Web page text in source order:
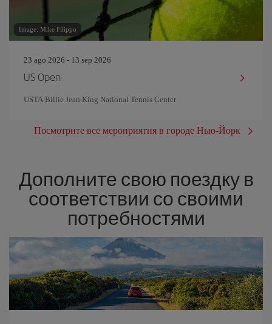
Image: Mike Filippo
23 ago 2026 - 13 sep 2026
US Open
USTA Billie Jean King National Tennis Center
Посмотрите все мероприятия в городе Нью-Йорк
Дополните свою поездку в
соответствии со своими
потребностями